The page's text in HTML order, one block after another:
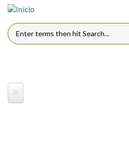
Pular para o conteúdo principal
FORMULÁRIO DE